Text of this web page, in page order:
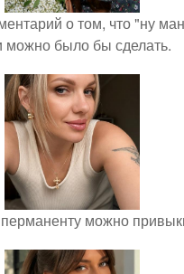
о том, что "ну
можно было бы сделать.
можно